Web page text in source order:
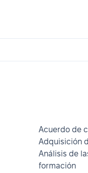
Acuerdo de
Adquisición
Análisis de
formación